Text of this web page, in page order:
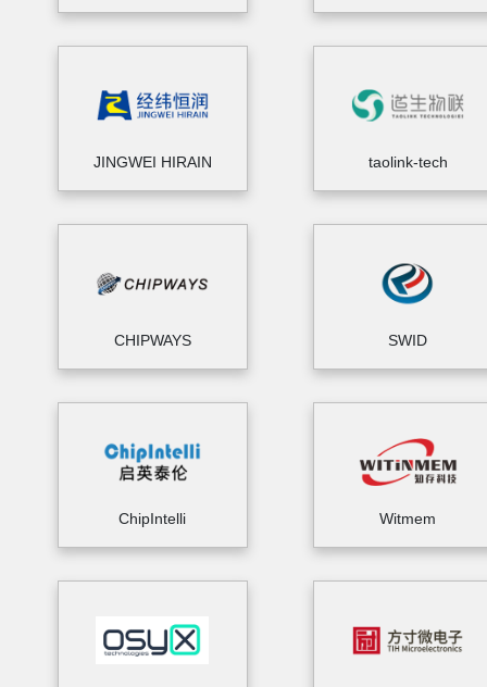
JINGWEI HIRAIN taolink-tech
CHIPWAYS SWID
ChipIntelli Witmem